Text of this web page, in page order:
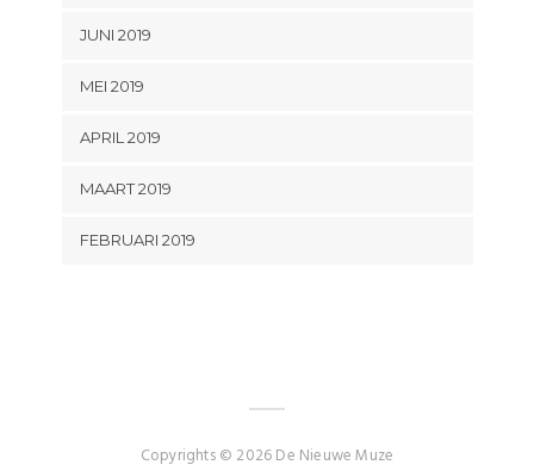
JUNI 2019
MEI 2019
APRIL 2019
MAART 2019
FEBRUARI 2019
Copyrights © 2026 De Nieuwe Muze